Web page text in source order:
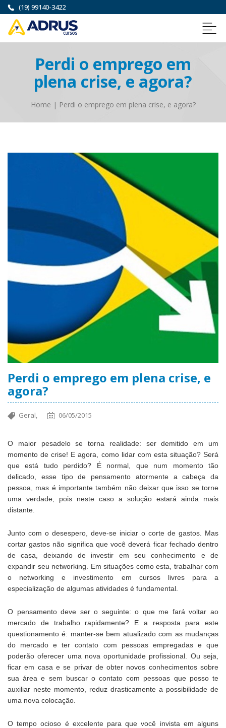
(19) 99140-3422
Perdi o emprego em
plena crise, e agora?
Home | Perdi o emprego em plena crise, e agora?
Perdi o emprego em plena crise, e
agora?
Geral, 06/05/2015
O maior pesadelo se torna realidade: ser demitido em um
momento de crise! E agora, como lidar com esta situação? Será
que está tudo perdido? É normal, que num momento tão
delicado, esse tipo de pensamento atormente a cabeça da
pessoa, mas é importante também não deixar que isso se torne
uma verdade, pois neste caso a solução estará ainda mais
distante.
Junto com o desespero, deve-se iniciar o corte de gastos. Mas
cortar gastos não significa que você deverá ficar fechado dentro
de casa, deixando de investir em seu conhecimento e de
expandir seu networking. Em situações como esta, trabalhar com
o networking e investimento em cursos livres para a
especialização de algumas atividades é fundamental.
O pensamento deve ser o seguinte: o que me fará voltar ao
mercado de trabalho rapidamente? E a resposta para este
questionamento é: manter-se bem atualizado com as mudanças
do mercado e ter contato com pessoas empregadas e que
poderão oferecer uma nova oportunidade profissional. Ou seja,
ficar em casa e se privar de obter novos conhecimentos sobre
sua área e sem buscar o contato com pessoas que posso te
auxiliar neste momento, reduz drasticamente a possibilidade de
uma nova colocação.
O tempo ocioso é excelente para que você invista em alguns